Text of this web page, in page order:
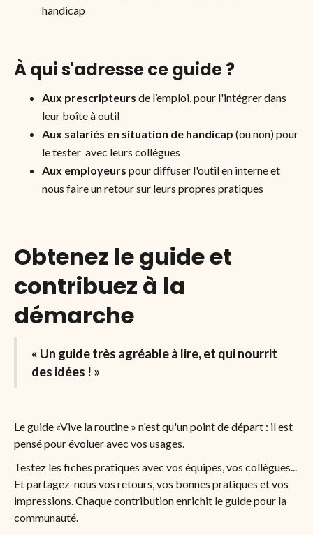
handicap
À qui s'adresse ce guide ?
Aux prescripteurs de l’emploi, pour l'intégrer dans
leur boîte à outil
Aux salariés en situation de handicap (ou non) pour
le tester avec leurs collègues
Aux employeurs pour diffuser l'outil en interne et
nous faire un retour sur leurs propres pratiques
Obtenez le guide et
contribuez à la
démarche
« Un guide très agréable à lire, et qui nourrit
des idées ! »
Le guide «Vive la routine » n'est qu'un point de départ : il est
pensé pour évoluer avec vos usages.
Testez les fiches pratiques avec vos équipes, vos collègues...
Et partagez-nous vos retours, vos bonnes pratiques et vos
impressions. Chaque contribution enrichit le guide pour la
communauté.